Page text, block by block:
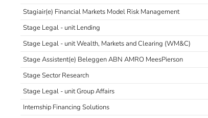
Stagiair(e) Financial Markets Model Risk Management
Stage Legal - unit Lending
Stage Legal - unit Wealth, Markets and Clearing (WM&C)
Stage Assistent(e) Beleggen ABN AMRO MeesPierson
Stage Sector Research
Stage Legal - unit Group Affairs
Internship Financing Solutions